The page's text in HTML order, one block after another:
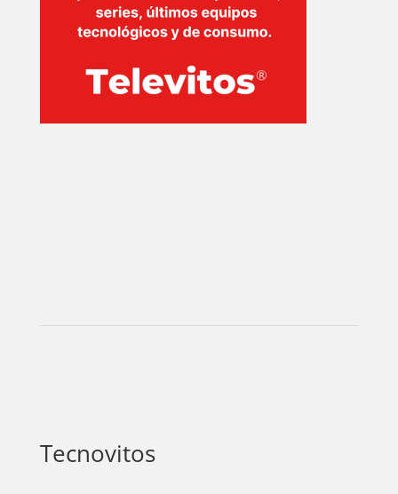
Tecnovitos